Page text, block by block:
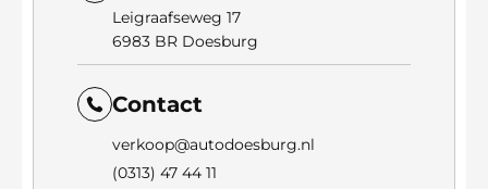
Leigraafseweg 17
6983 BR Doesburg
Contact
verkoop@autodoesburg.nl
(0313) 47 44 11